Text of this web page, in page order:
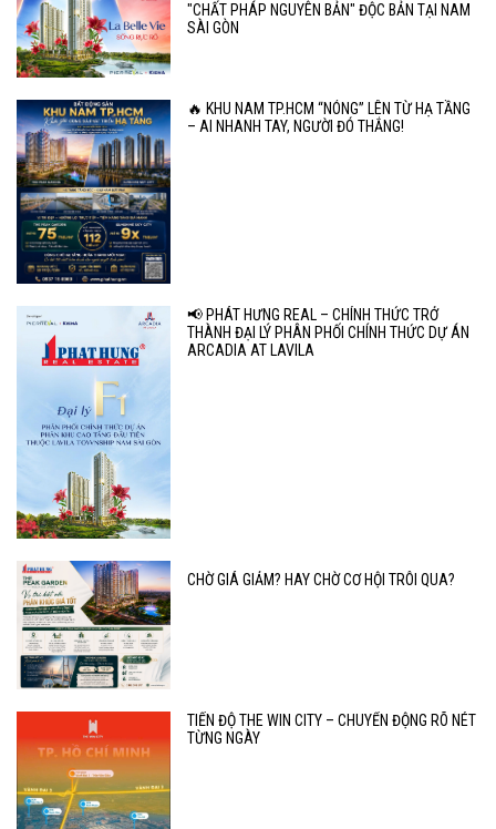
"CHẤT PHÁP NGUYÊN BẢN" ĐỘC BẢN TẠI NAM
SÀI GÒN
🔥 KHU NAM TP.HCM “NÓNG” LÊN TỪ HẠ TẦNG
– AI NHANH TAY, NGƯỜI ĐÓ THẮNG!
📢 PHÁT HƯNG REAL – CHÍNH THỨC TRỞ
THÀNH ĐẠI LÝ PHÂN PHỐI CHÍNH THỨC DỰ ÁN
ARCADIA AT LAVILA
CHỜ GIÁ GIẢM? HAY CHỜ CƠ HỘI TRÔI QUA?
TIẾN ĐỘ THE WIN CITY – CHUYỂN ĐỘNG RÕ NÉT
TỪNG NGÀY